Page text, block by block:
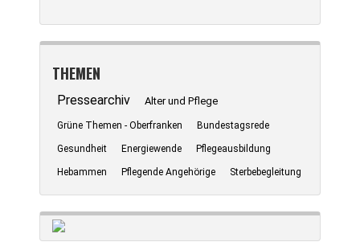
THEMEN
Pressearchiv Alter und Pflege
Grüne Themen - Oberfranken Bundestagsrede
Gesundheit Energiewende Pflegeausbildung
Hebammen Pflegende Angehörige Sterbebegleitung